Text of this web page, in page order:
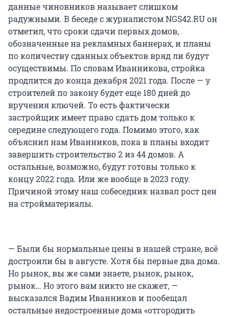
данные чиновников называет слишком
радужными. В беседе с журналистом NGS42.RU он
отметил, что сроки сдачи первых домов,
обозначенные на рекламных баннерах, и планы
по количеству сданных объектов вряд ли будут
осуществимы. По словам Иванникова, стройка
продлится до конца декабря 2021 года. После — у
строителей по закону будет еще 180 дней до
вручения ключей. То есть фактически
застройщик имеет право сдать дом только к
середине следующего года. Помимо этого, как
объяснил нам Иванников, пока в планы входит
завершить строительство 2 из 44 домов. А
остальные, возможно, будут готовы только к
концу 2022 года. Или же вообще в 2023 году.
Причиной этому наш собеседник назвал рост цен
на стройматериалы.
— Были бы нормальные цены в нашей стране, всё
достроили бы в августе. Хотя бы первые два дома.
Но рынок, вы же сами знаете, рынок, рынок,
рынок… Но этого вам никто не скажет, —
высказался Вадим Иванников и пообещал
остальные недостроенные дома «отгородить